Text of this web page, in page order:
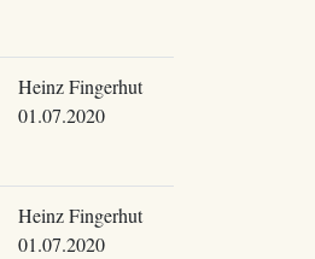
Heinz Fingerhut
01.07.2020
Heinz Fingerhut
01.07.2020